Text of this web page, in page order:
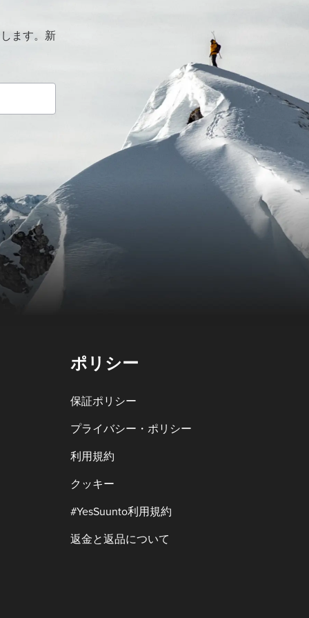
ます。新
ポリシー
保証ポリシー
プライバシー・ポリシー
利用規約
クッキー
#YesSuunto利用規約
返金と返品について